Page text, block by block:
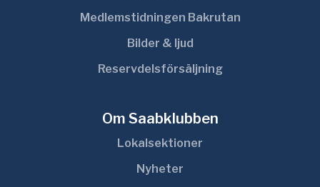
Medlemstidningen Bakrutan
Bilder & ljud
Reservdelsförsäljning
Om Saabklubben
Lokalsektioner
Nyheter